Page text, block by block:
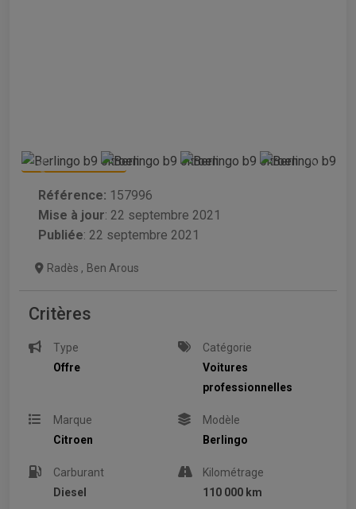
Référence: 157996
Mise à jour: 22 septembre 2021
Publiée: 22 septembre 2021
Radès , Ben Arous
Critères
Type
Offre
Catégorie
Voitures
professionnelles
Marque
Citroen
Modèle
Berlingo
Carburant
Diesel
Kilométrage
110 000 km